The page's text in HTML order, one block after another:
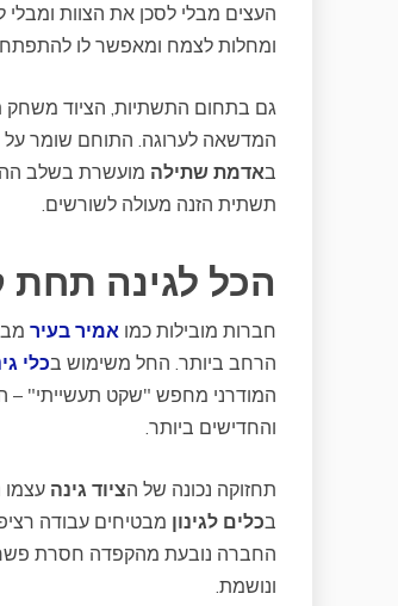
העצים מבלי לסכן את הצוות ומבלי
ומחלות לצמח ומאפשר לו
גם בתחום התשתיות, הציוד
המדשאה לערוגה. התוחם שומר על
באדמת שתילה מועשרת בשלב
תשתית הזנה מעולה לשורשים.
הכל לגינה תחת
חברות מובילות כמו אמיר בעיר
הרחב ביותר. החל משימוש בכלי
המודרני מחפש "שקט תעשייתי" –
והחדישים ביותר.
תחזוקה נכונה של הציוד גינה עצמו
בכלים לגינון מבטיחים עבודה
החברה נובעת מהקפדה חסרת
ונושמת.